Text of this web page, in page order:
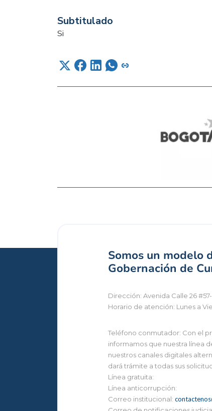
Subtitulado
Si
Somos un modelo
Gobernación de
Dirección: Avenida Calle 26
Horario de atención: Lunes a
Teléfono conmutador: Con el
informamos que nuestra línea
nuestros canales digitales
dará trámite a todas sus
Línea gratuita:
Línea anticorrupción:
Correo institucional: